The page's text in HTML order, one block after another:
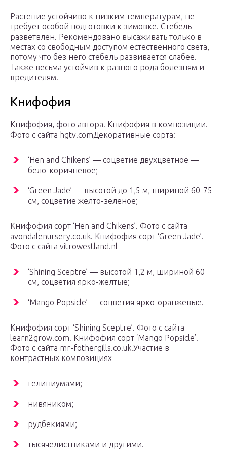
Растение устойчиво к низким температурам, не
требует особой подготовки к зимовке. Стебель
разветвлен. Рекомендовано высаживать только в
местах со свободным доступом естественного света,
потому что без него стебель развивается слабее.
Также весьма устойчив к разного рода болезням и
вредителям.
Книфофия
Книфофия, фото автора. Книфофия в композиции.
Фото с сайта hgtv.comДекоративные сорта:
‘Hen and Chikens’ — соцветие двухцветное —
бело-коричневое;
‘Green Jade’ — высотой до 1,5 м, шириной 60-75
см, соцветие желто-зеленое;
Книфофия сорт ‘Hen and Chikens’. Фото с сайта
avondalenursery.co.uk. Книфофия сорт ‘Green Jade’.
Фото с сайта vitrowestland.nl
‘Shining Sceptre’ — высотой 1,2 м, шириной 60
см, соцветия ярко-желтые;
‘Mango Popsicle’ — соцветия ярко-оранжевые.
Книфофия сорт ‘Shining Sceptre’. Фото с сайта
learn2grow.com. Книфофия сорт ‘Mango Popsicle’.
Фото с сайта mr-fothergills.co.uk.Участие в
контрастных композициях
гелиниумами;
нивяником;
рудбекиями;
тысячелистниками и другими.